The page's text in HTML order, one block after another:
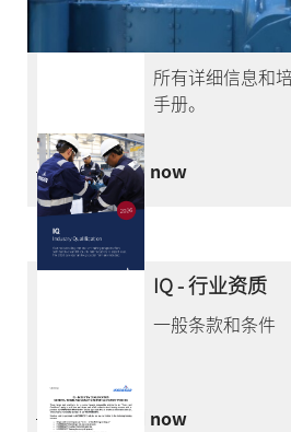
IQ - 宣传册
所有详细信息和
手册。
Download now
IQ - 行业资质
一般条款和条件
Download now